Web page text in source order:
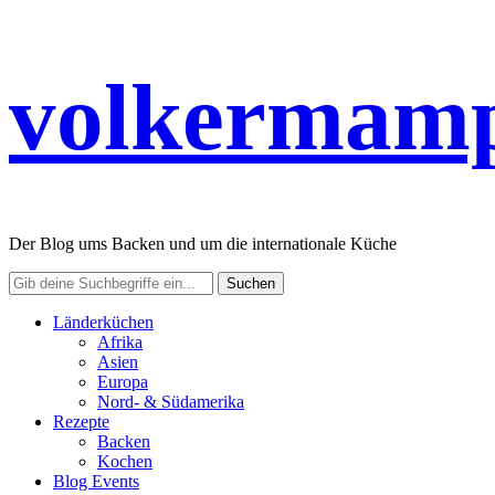
Der Blog ums Backen und um die internationale Küche
Länderküchen
Afrika
Asien
Europa
Nord- & Südamerika
Rezepte
Backen
Kochen
Blog Events